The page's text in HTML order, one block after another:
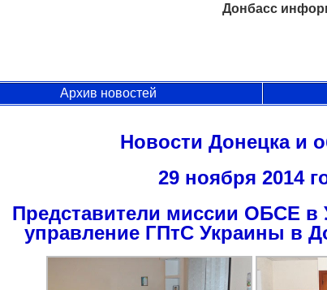
Донбасс
Архив новостей
Новости Донецка и
29 ноября 2014
Представители миссии ОБСЕ в
управление ГПтС Украины в